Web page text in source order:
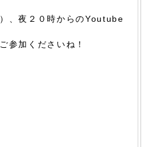
、夜２０時からのYoutube
参加くださいね！